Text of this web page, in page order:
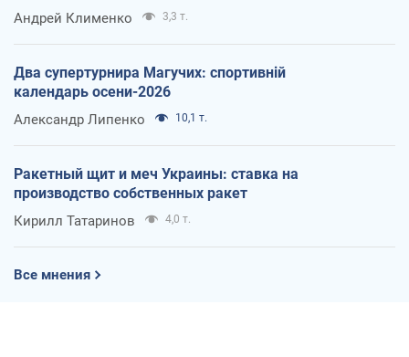
Андрей Клименко 3,3 т.
Два супертурнира Магучих: спортивній
календарь осени-2026
Александр Липенко 10,1 т.
Ракетный щит и меч Украины: ставка на
производство собственных ракет
Кирилл Татаринов 4,0 т.
Все мнения